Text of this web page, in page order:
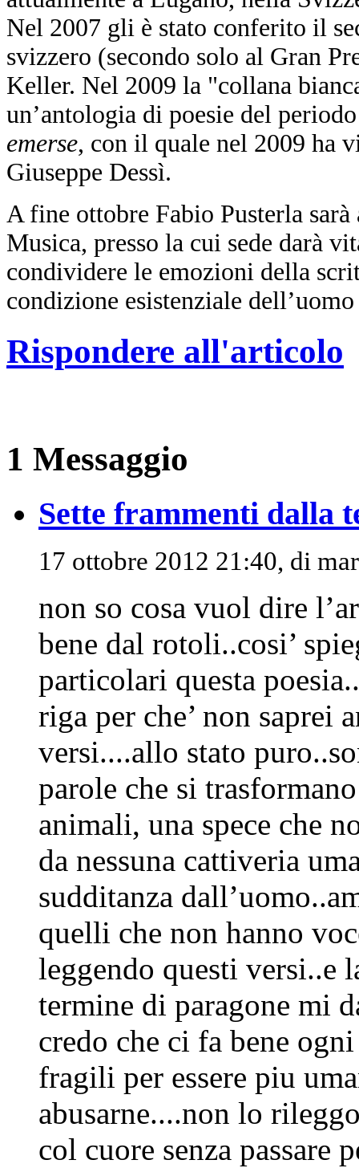
Nel 2007 gli è stato conferito il
svizzero (secondo solo al Gran
Keller. Nel 2009 la "collana
un’antologia di poesie del
emerse, con il quale nel 2009 ha
Giuseppe Dessì.
A fine ottobre Fabio Pusterla
Musica, presso la cui sede darà
condividere le emozioni della
condizione esistenziale
Rispondere all'articolo
1 Messaggio
Sette frammenti dalla
17 ottobre 2012 21:40, di
non so cosa vuol dire
bene dal rotoli..cosi’
particolari questa
riga per che’ non saprei
versi....allo stato
parole che si
animali, una spece che
da nessuna cattiveria
sudditanza
quelli che non hanno
leggendo questi versi..e
termine di paragone mi
credo che ci fa bene
fragili per essere piu
abusarne....non lo
col cuore senza passare